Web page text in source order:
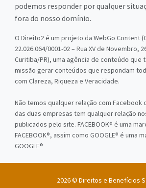
podemos responder por qualquer
fora do nosso domínio.
O Direito2 é um projeto da WebGo Content
22.026.064/0001-02 – Rua XV de Novembro,
Curitiba/PR), uma agência de conteúdo que
missão gerar conteúdos que respondam
com Clareza, Riqueza e Veracidade.
Não temos qualquer relação com Facebook
das duas empresas tem qualquer relação
publicados pelo site. FACEBOOK® é uma
FACEBOOK®, assim como GOOGLE® é uma
GOOGLE®
2026 © Direitos e Benefícios